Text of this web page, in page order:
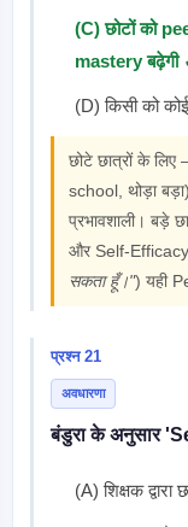
(C) छोटों को
mastery बढ़ेगी
(D) किसी को
छोटे छात्रों के
school, थोड़ा
प्रभावशाली। बड़े
और Self-
सकता हूँ।") यही
प्रश्न 21
अवधारणा
बंडुरा के अनुसार
(A) शिक्षक